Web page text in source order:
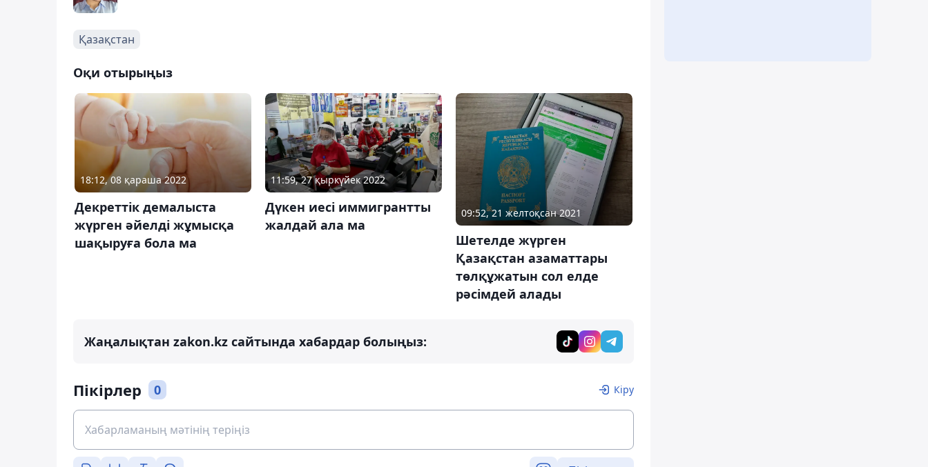
Қазақстан
Оқи отырыңыз
18:12, 08 қараша 2022
Декреттік демалыста
жүрген әйелді жұмысқа
шақыруға бола ма
11:59, 27 қыркүйек 2022
Дүкен иесі иммигрантты
жалдай ала ма
09:52, 21 желтоқсан 2021
Шетелде жүрген
Қазақстан азаматтары
төлқұжатын сол елде
рәсімдей алады
Жаңалықтан zakon.kz сайтында хабардар болыңыз:
Пікірлер 0 Кіру